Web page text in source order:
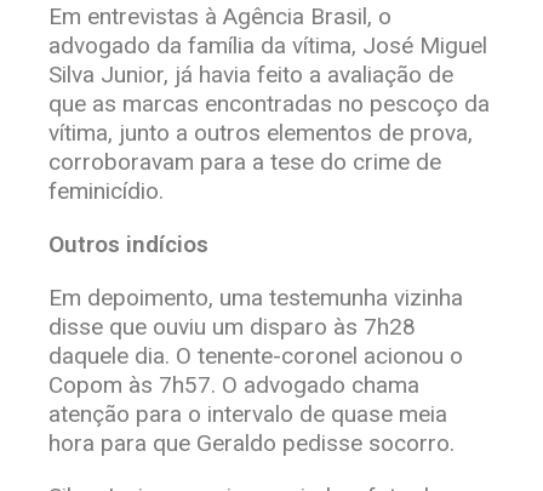
Em entrevistas à Agência Brasil, o
advogado da família da vítima, José Miguel
Silva Junior, já havia feito a avaliação de
que as marcas encontradas no pescoço da
vítima, junto a outros elementos de prova,
corroboravam para a tese do crime de
feminicídio.
Outros indícios
Em depoimento, uma testemunha vizinha
disse que ouviu um disparo às 7h28
daquele dia. O tenente-coronel acionou o
Copom às 7h57. O advogado chama
atenção para o intervalo de quase meia
hora para que Geraldo pedisse socorro.